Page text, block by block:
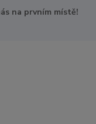
na prvním místě!